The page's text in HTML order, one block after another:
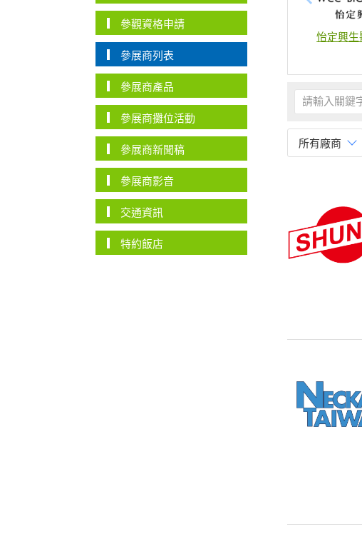
參觀資格申請
參展商列表
參展商產品
參展商攤位活動
參展商新聞稿
參展商影音
交通資訊
特約飯店
所有廠商